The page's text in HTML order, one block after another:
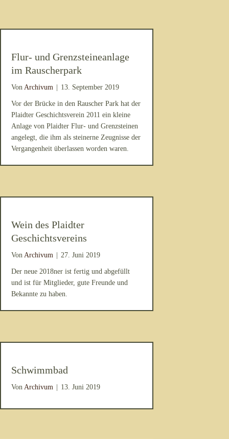
Flur- und Grenzsteineanlage
im Rauscherpark
Von Archivum 13. September 2019
Vor der Brücke in den Rauscher Park hat der
Plaidter Geschichtsverein 2011 ein kleine
Anlage von Plaidter Flur- und Grenzsteinen
angelegt, die ihm als steinerne Zeugnisse der
Vergangenheit überlassen worden waren.
Wein des Plaidter
Geschichtsvereins
Von Archivum 27. Juni 2019
Der neue 2018ner ist fertig und abgefüllt
und ist für Mitglieder, gute Freunde und
Bekannte zu haben.
Schwimmbad
Von Archivum 13. Juni 2019